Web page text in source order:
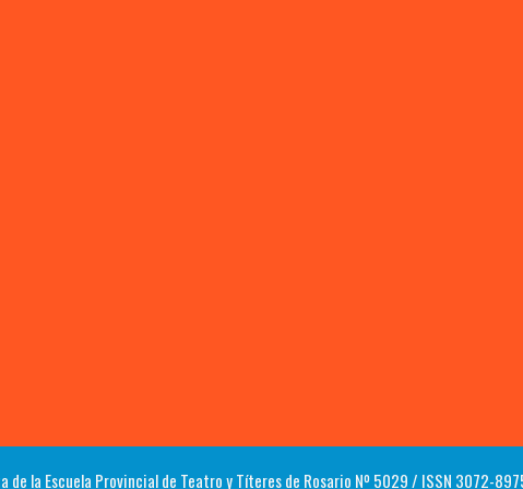
de la Escuela Provincial de Teatro y Títeres de Rosario Nº 5029 / ISSN 3072-